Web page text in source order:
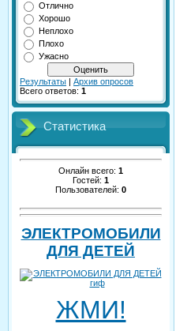
Отлично
Хорошо
Неплохо
Плохо
Ужасно
Результаты | Архив опросов
Всего ответов: 1
Статистика
Онлайн всего: 1
Гостей: 1
Пользователей: 0
ЭЛЕКТРОМОБИЛИ
ДЛЯ ДЕТЕЙ
ЖМИ!